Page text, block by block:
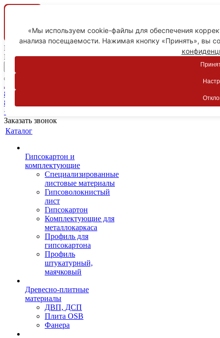
Ваш город
Пятигорск
Личный кабинет
8-800-775-59-89
8-800-775-59-89
+7 918 754-83-77
Заказать звонок
Каталог
Гипсокартон и
комплектующие
Специализированные
листовые материалы
Гипсоволокнистый
лист
Гипсокартон
Комплектующие для
металлокаркаса
Профиль для
гипсокартона
Профиль
штукатурный,
маячковый
Древесно-плитные
материалы
ДВП, ДСП
Плита OSB
Фанера
«Мы используем cookie-файлы для обеспечения
анализа посещаемости. Нажимая кнопку «Принять», вы